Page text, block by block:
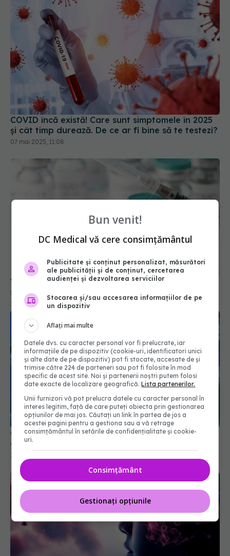
COVID încă există! Care sunt simptomele în 2025
și cât timp durează. De ce ar fi bine să te testezi?
07 mai 2025, 11:08
Vaccinul COVID-19, investiție medicală care a
salvat vieți și bani, arată cel mai recent studiu
25 apr 2025, 12:04
Ce se întâmplă dacă ai avut COVID. Legătura
dură cu AVC și Parkinson
25 aug 2025, 12:58
Bun venit!
DC Medical vă cere consimțământul
Publicitate și conținut personalizat, măsurători
ale publicității și de conținut, cercetarea
audienței și dezvoltarea serviciilor
Stocarea și/sau accesarea informațiilor de pe
un dispozitiv
Aflați mai multe
Datele dvs. cu caracter personal vor fi prelucrate, iar
informațiile de pe dispozitiv (cookie-uri, identificatori unici
și alte date de pe dispozitiv) pot fi stocate, accesate de și
trimise către 224 de parteneri sau pot fi folosite în mod
specific de acest site. Noi și partenerii noștri putem folosi
date exacte de localizare geografică.Lista partenerilor.
Unii furnizori vă pot prelucra datele cu caracter personal în
interes legitim, față de care puteți obiecta prin gestionarea
opțiunilor de mai jos. Căutați un link în partea de jos a
acestei pagini pentru a gestiona sau a vă retrage
consimțământul în setările de confidențialitate și cookie-
uri.
Consimțământ
Gestionați opțiunile